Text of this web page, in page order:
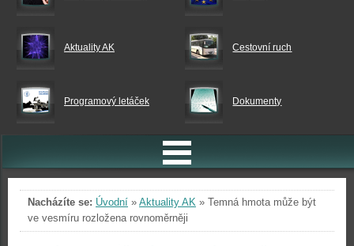
Aktuality AK Cestovní ruch
Programový letáček Dokumenty
Nacházíte se: Úvodní » Aktuality AK » Temná hmota může být
ve vesmíru rozložena rovnoměrněji